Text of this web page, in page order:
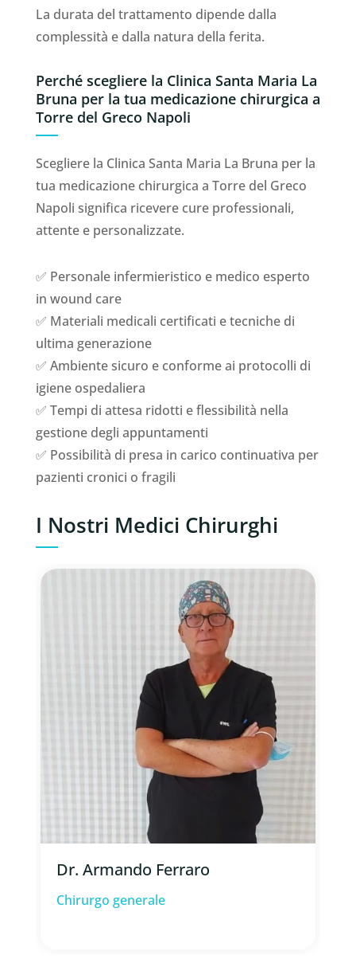
La durata del trattamento dipende dalla
complessità e dalla natura della ferita.
Perché scegliere la Clinica Santa Maria La
Bruna per la tua medicazione chirurgica a
Torre del Greco Napoli
Scegliere la Clinica Santa Maria La Bruna per la
tua medicazione chirurgica a Torre del Greco
Napoli significa ricevere cure professionali,
attente e personalizzate.
✅ Personale infermieristico e medico esperto
in wound care
✅ Materiali medicali certificati e tecniche di
ultima generazione
✅ Ambiente sicuro e conforme ai protocolli di
igiene ospedaliera
✅ Tempi di attesa ridotti e flessibilità nella
gestione degli appuntamenti
✅ Possibilità di presa in carico continuativa per
pazienti cronici o fragili
I Nostri Medici Chirurghi
Dr. Armando Ferraro
Chirurgo generale